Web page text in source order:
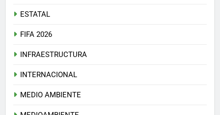
ESTATAL
FIFA 2026
INFRAESTRUCTURA
INTERNACIONAL
MEDIO AMBIENTE